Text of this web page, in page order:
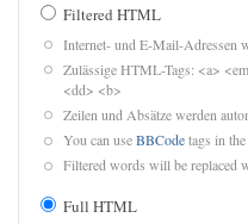
Filtered HTML
Internet- und E-Mail-Adressen
Zulässige HTML-Tags: <a>
<dd> <b>
Zeilen und Absätze werden
You can useBBCodetags in
Filtered words will be replaced
Full HTML